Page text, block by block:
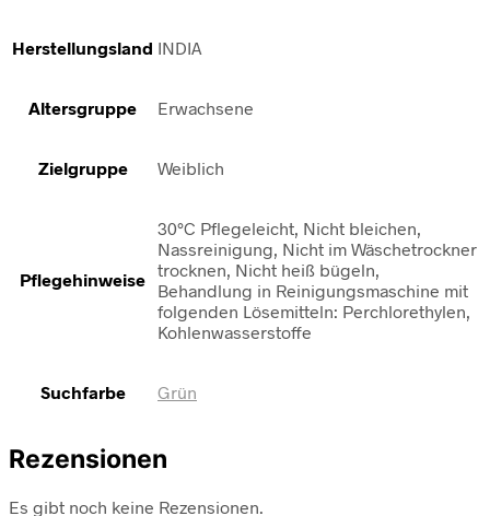
Herstellungsland INDIA
Altersgruppe Erwachsene
Zielgruppe Weiblich
Pflegehinweise
30°C Pflegeleicht, Nicht bleichen,
Nassreinigung, Nicht im Wäschetrockner
trocknen, Nicht heiß bügeln,
Behandlung in Reinigungsmaschine mit
folgenden Lösemitteln: Perchlorethylen,
Kohlenwasserstoffe
Suchfarbe Grün
Rezensionen
Es gibt noch keine Rezensionen.